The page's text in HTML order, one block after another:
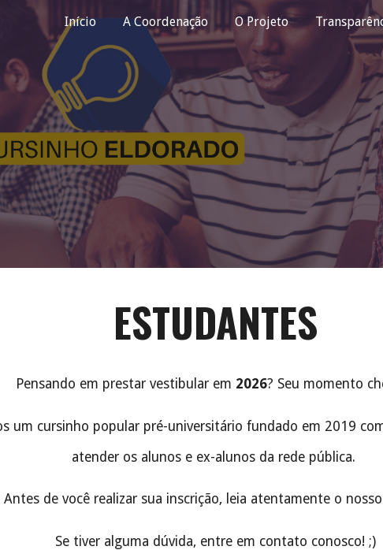
to main content Skip to navigation
Início A Coordenação O Projeto
ESTUDANTES
Pensando em prestar vestibular em 2026? Seu momento
um cursinho popular pré-universitário fundado em 2019
atender os alunos e ex-alunos da rede pública.
Antes de você realizar sua inscrição, leia atentamente o nosso
Se tiver alguma dúvida, entre em contato conosco! ;)